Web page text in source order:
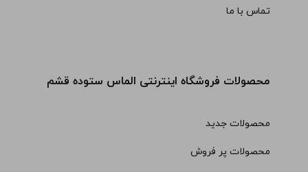
تماس با ما
محصولات فروشگاه اینترنتی الماس ستوده قشم
محصولات جدید
محصولات پر فروش